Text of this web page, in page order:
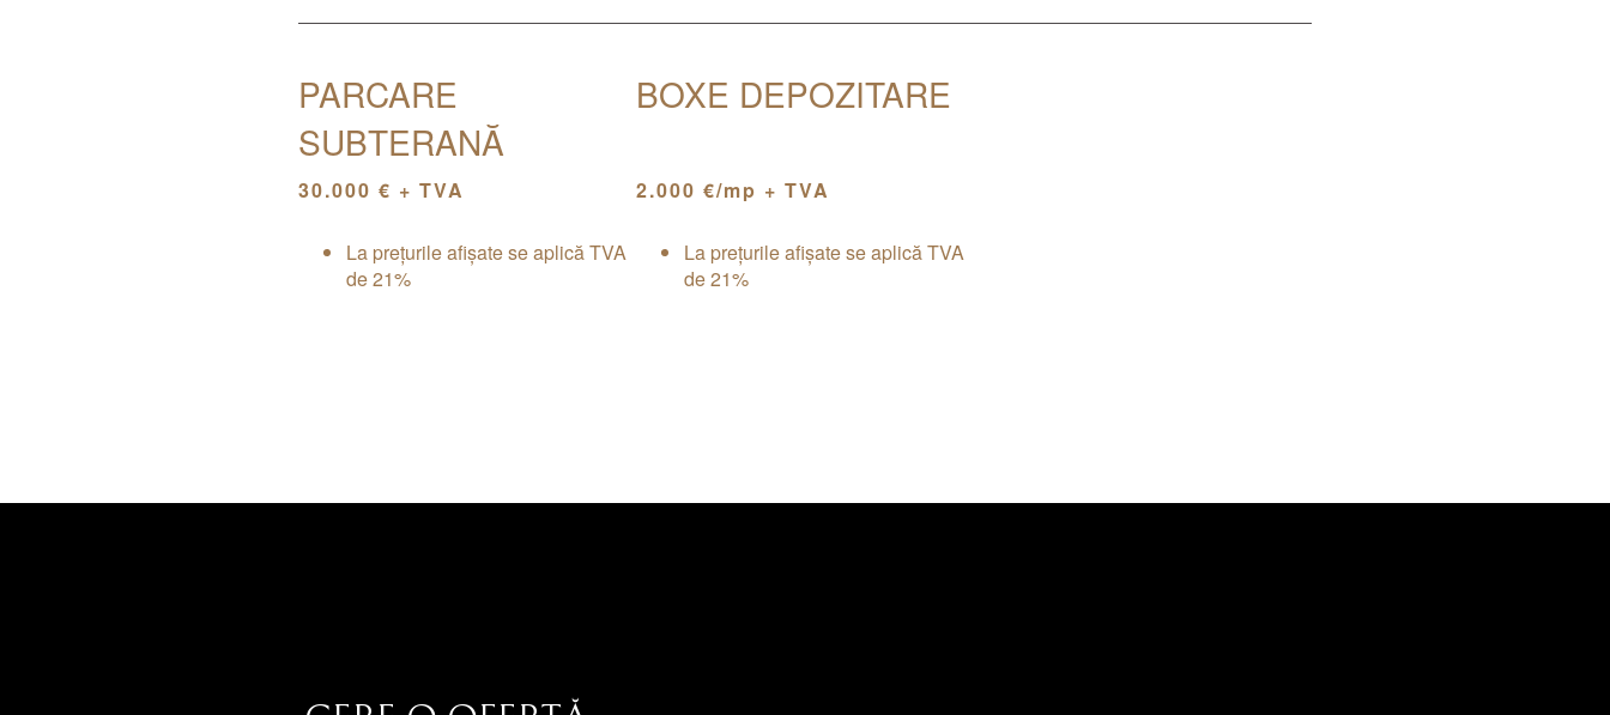
PARCARE
SUBTERANĂ
30.000 € + TVA
La prețurile afișate se aplică TVA
de 21%
BOXE DEPOZITARE
2.000 €/mp + TVA
La prețurile afișate se aplică TVA
de 21%